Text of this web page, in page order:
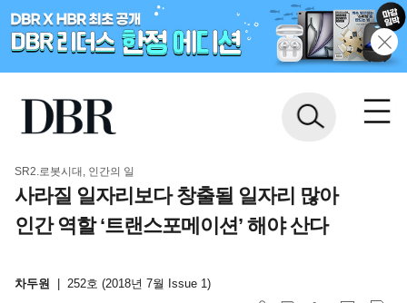
SR2.로봇시대, 인간의 일
사라질 일자리보다 창출될 일자리 많아
인간 역할 ‘트랜스포메이션’ 해야 산다
차두원 252호 (2018년 7월 Issue 1)